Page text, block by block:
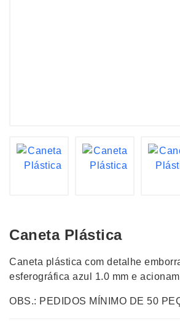
Caneta Plástica
Caneta plástica com detalhe
esferográfica azul 1.0 mm e
OBS.: PEDIDOS MÍNIMO DE 50